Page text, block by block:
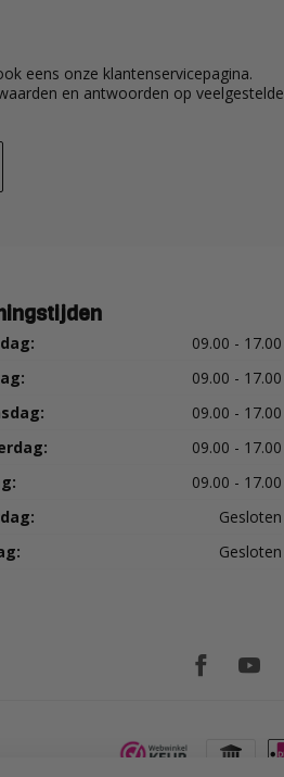
eens onze klantenservicepagina.
en antwoorden op veelgestelde
09.00 - 17.00
09.00 - 17.00
09.00 - 17.00
09.00 - 17.00
09.00 - 17.00
Gesloten
Gesloten